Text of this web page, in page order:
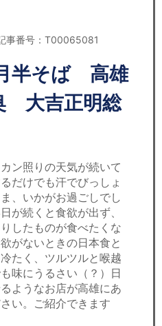
事番号：T00065081
半そば 高雄
大吉正明総
ン照りの天気が続いて
だけでも汗でびっしょ
、いかがお過ごしでし
が続くと食欲が出ず、
したものが食べたくな
がないときの日本食と
たく、ツルツルと喉越
味にうるさい（？）日
ようなお店が高雄にあ
い。ご紹介できます